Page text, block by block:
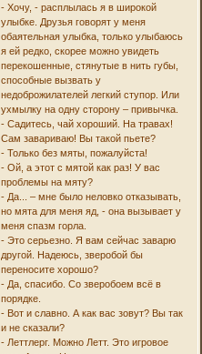
- Хочу, - расплылась я в широкой
улыбке. Друзья говорят у меня
обаятельная улыбка, только улыбаюсь
я ей редко, скорее можно увидеть
перекошенные, стянутые в нить губы,
способные вызвать у
недоброжилателей легкий ступор. Или
ухмылку на одну сторону – привычка.
- Садитесь, чай хороший. На травах!
Сам завариваю! Вы такой пьете?
- Только без мяты, пожалуйста!
- Ой, а этот с мятой как раз! У вас
проблемы на мяту?
- Да... – мне было неловко отказывать,
но мята для меня яд, - она вызывает у
меня спазм горла.
- Это серьезно. Я вам сейчас заварю
другой. Надеюсь, зверобой бы
переносите хорошо?
- Да, спасибо. Со зверобоем всё в
порядке.
- Вот и славно. А как вас зовут? Вы так
и не сказали?
- Леттлерг. Можно Летт. Это игровое